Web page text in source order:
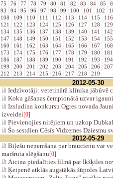
75
76 77 78 79 80 81 82 83 84 85
93
94 95 96 97 98 99 100 101 102
108
109 110 111 112 113 114 115
121
122 123 124 125 126 127 128
134
135 136 137 138 139 140 141
147
148 149 150 151 152 153 154
160
161 162 163 164 165 166 167
173
174 175 176 177 178 179 180
186
187 188 189 190 191 192 193
199
200 201 202 203 204 205 206
212
213 214 215 216 217 218 219
2012-05-30
Iedzīvotāji: veterinārā klīnika jābūvē
Koku gāšanas čempionātā uzvar
Izsludina konkursu Ogres novada
izveidei[0]
Pievienojies nirējiem un uzkop
Šo sestdien Cēsīs Vidzemes Dziesmu
2012-05-29
Biļešu neņemšana par braucienu var
maršruta slēgšanu[0]
Aicina piedalīties filmā par Ikšķiles
Ķeipenē atklās augstākās šūpoles